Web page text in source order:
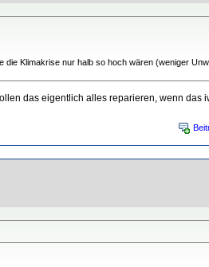
Klimakrise nur halb so hoch wären (weniger
das eigentlich alles reparieren, wenn das